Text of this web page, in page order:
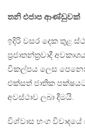
තනි එජාප ආණ්ඩුවක්
ඉදිරි වසර දෙක තුළ
ප්‍රජාතන්ත්‍රවාදී
විකල්පය ලෙස
එක්සත් ජාතික
අවස්ථාව ලබා දීමයි.
විශ්වාස භංග